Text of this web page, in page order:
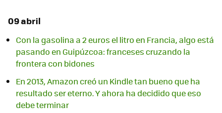
09 abril
Con la gasolina a 2 euros el litro en Francia, algo está
pasando en Guipúzcoa: franceses cruzando la
frontera con bidones
En 2013, Amazon creó un Kindle tan bueno que ha
resultado ser eterno. Y ahora ha decidido que eso
debe terminar